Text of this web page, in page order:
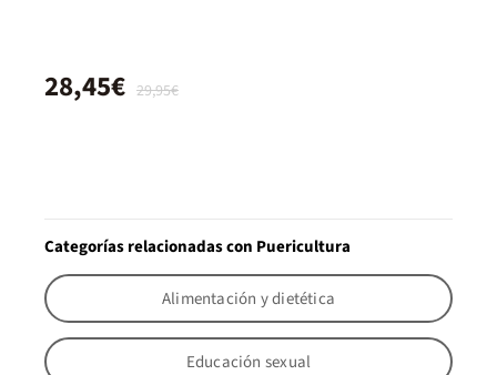
29,95€
28,45€
Categorías relacionadas con Puericultura
Alimentación y dietética
Educación sexual